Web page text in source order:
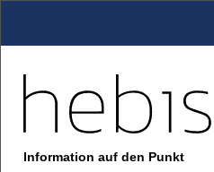
Information auf den Punkt